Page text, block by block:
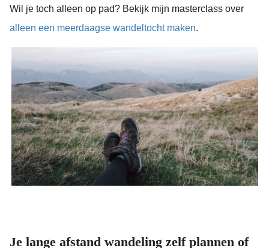
Wil je toch alleen op pad? Bekijk mijn masterclass over
alleen een meerdaagse wandeltocht maken.
Je lange afstand wandeling zelf plannen of